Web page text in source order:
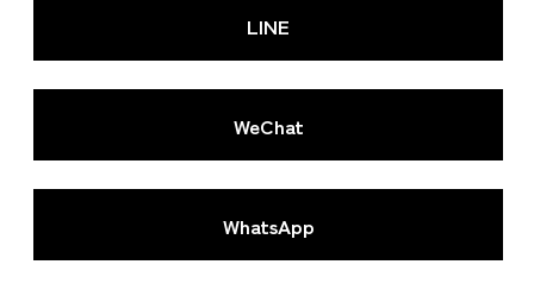
LINE
WeChat
WhatsApp